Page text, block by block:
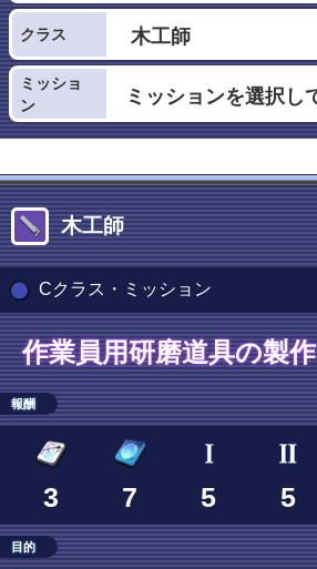
クラス
ミッショ
ン
木工師
Cクラス・ミッション
作業員用研磨道具の製作
報酬
3 7 5 5
目的